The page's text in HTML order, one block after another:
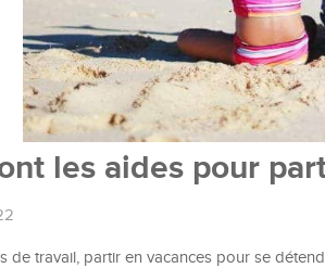
les aides pour
de travail, partir en vacances pour se